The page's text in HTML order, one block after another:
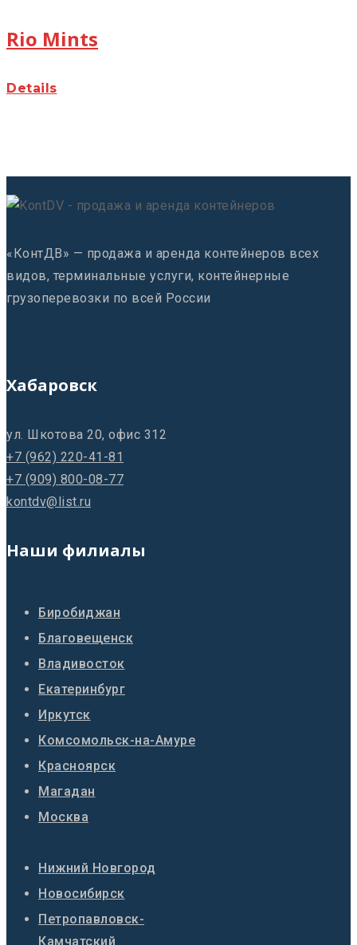
Rio Mints
Details
«КонтДВ» — продажа и аренда контейнеров всех
видов, терминальные услуги, контейнерные
грузоперевозки по всей России
Хабаровск
ул. Шкотова 20, офис 312
+7 (962) 220-41-81
+7 (909) 800-08-77
kontdv@list.ru
Наши филиалы
Биробиджан
Благовещенск
Владивосток
Екатеринбург
Иркутск
Комсомольск-на-Амуре
Красноярск
Магадан
Москва
Нижний Новгород
Новосибирск
Петропавловск-
Камчатский